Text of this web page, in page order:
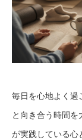
毎日を心地よく過
と向き合う時間
が実践している心